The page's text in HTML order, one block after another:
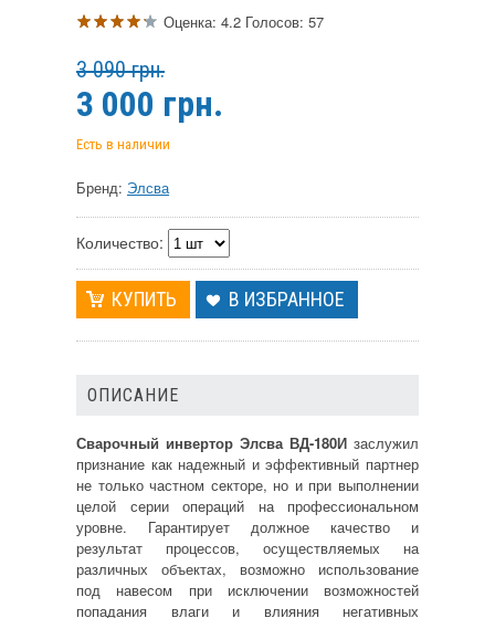
Оценка: 4.2 Голосов: 57
3 090 грн.
3 000 грн.
Есть в наличии
Бренд: Элсва
Количество:
В ИЗБРАННОЕ
ОПИСАНИЕ
Сварочный инвертор Элсва ВД-180И заслужил
признание как надежный и эффективный партнер
не только частном секторе, но и при выполнении
целой серии операций на профессиональном
уровне. Гарантирует должное качество и
результат процессов, осуществляемых на
различных объектах, возможно использование
под навесом при исключении возможностей
попадания влаги и влияния негативных